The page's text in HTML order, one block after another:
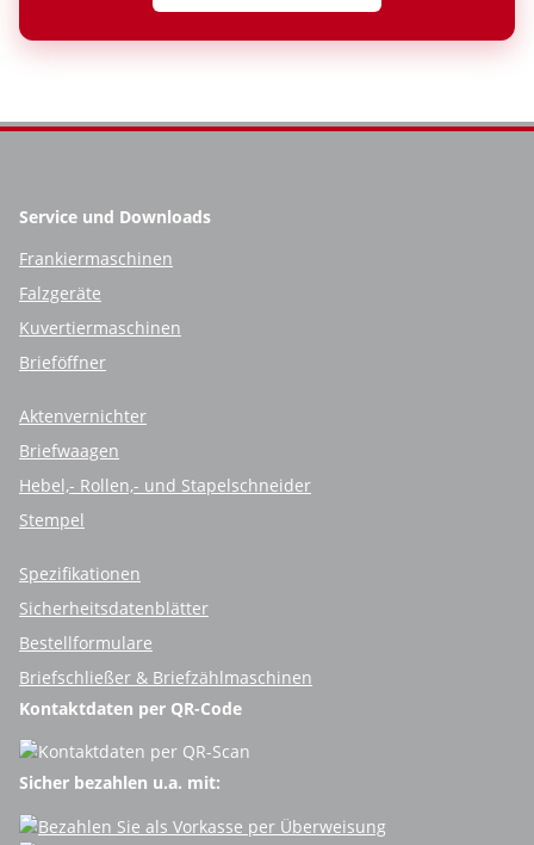
Service und Downloads
Frankiermaschinen
Falzgeräte
Kuvertiermaschinen
Brieföffner
Aktenvernichter
Briefwaagen
Hebel,- Rollen,- und Stapelschneider
Stempel
Spezifikationen
Sicherheitsdatenblätter
Bestellformulare
Briefschließer & Briefzählmaschinen
Kontaktdaten per QR-Code
Sicher bezahlen u.a. mit: